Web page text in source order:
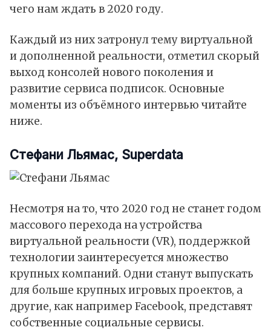
чего нам ждать в 2020 году.
Каждый из них затронул тему виртуальной
и дополненной реальности, отметил скорый
выход консолей нового поколения и
развитие сервиса подписок. Основные
моменты из объёмного интервью читайте
ниже.
Стефани Льямас, Superdata
Несмотря на то, что 2020 год не станет годом
массового перехода на устройства
виртуальной реальности (VR), поддержкой
технологии заинтересуется множество
крупных компаний. Одни станут выпускать
для больше крупных игровых проектов, а
другие, как например Facebook, представят
собственные социальные сервисы.